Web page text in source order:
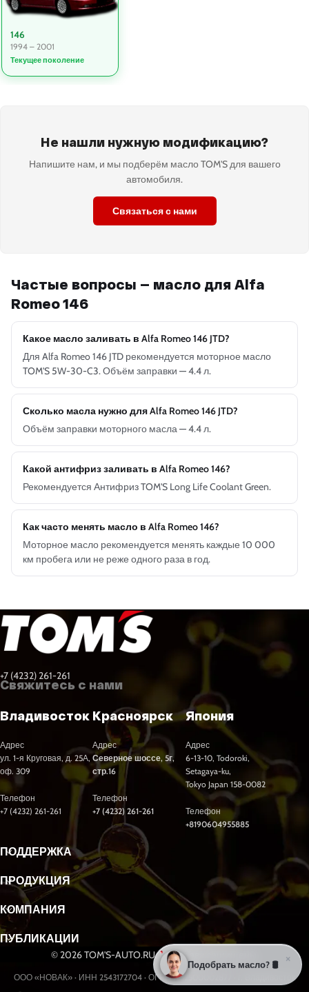
146
1994 – 2001
Текущее поколение
Не нашли нужную модификацию?
Напишите нам, и мы подберём масло TOM'S для вашего
автомобиля.
Связаться с нами
Частые вопросы — масло для Alfa
Romeo 146
Какое масло заливать в Alfa Romeo 146 JTD?
Для Alfa Romeo 146 JTD рекомендуется моторное масло
TOM'S 5W-30-C3. Объём заправки — 4.4 л.
Сколько масла нужно для Alfa Romeo 146 JTD?
Объём заправки моторного масла — 4.4 л.
Какой антифриз заливать в Alfa Romeo 146?
Рекомендуется Антифриз TOM'S Long Life Coolant Green.
Как часто менять масло в Alfa Romeo 146?
Моторное масло рекомендуется менять каждые 10 000
км пробега или не реже одного раза в год.
+7 (4232) 261-261
Свяжитесь с нами
Владивосток
Адрес
ул. 1-я Круговая, д. 25А,
оф. 309
Телефон
+7 (4232) 261-261
Красноярск
Адрес
Северное шоссе, 5г,
стр.16
Телефон
+7 (4232) 261-261
Япония
Адрес
6-13-10, Todoroki,
Setagaya-ku,
Tokyo Japan 158-0082
Телефон
+8190604955885
ПОДДЕРЖКА
ПРОДУКЦИЯ
КОМПАНИЯ
ПУБЛИКАЦИИ
© 2026 TOM'S-AUTO.RU. Все права защищены.
ООО «НОВАК» · ИНН 2543172704 · ОГРН 1232500002877 · г. Владивосток
Подобрать масло? 🛢️ ×